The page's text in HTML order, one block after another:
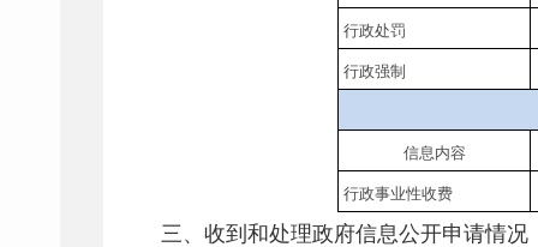
行政处罚
行政强制
信息内容
行政事业性收费
三、收到和处理政府信息公开申请情况